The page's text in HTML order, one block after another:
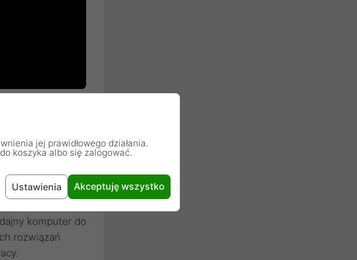
hałas
komputer do
rozwiązań
jej prawidłowego działania.
koszyka albo się zalogować.
Ustawienia Akceptuję wszystko